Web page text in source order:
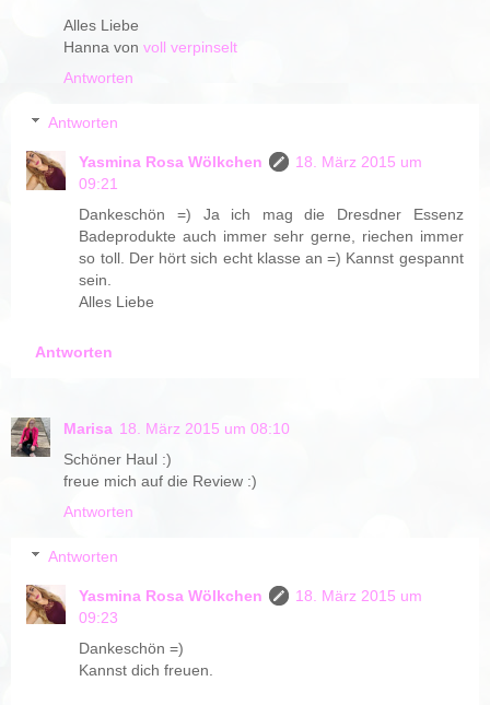
Alles Liebe
Hanna von voll verpinselt
Antworten
Antworten
Yasmina Rosa Wölkchen
18. März 2015 um
09:21
Dankeschön =) Ja ich mag die Dresdner Essenz
Badeprodukte auch immer sehr gerne, riechen immer
so toll. Der hört sich echt klasse an =) Kannst gespannt
sein.
Alles Liebe
Antworten
Marisa 18. März 2015 um 08:10
Schöner Haul :)
freue mich auf die Review :)
Antworten
Antworten
Yasmina Rosa Wölkchen
18. März 2015 um
09:23
Dankeschön =)
Kannst dich freuen.